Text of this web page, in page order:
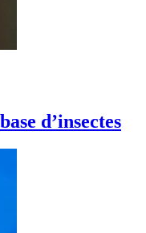
d’insectes